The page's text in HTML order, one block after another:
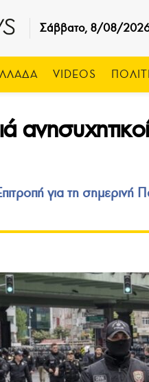
Σάββατο, 8/08/
VIDEOS
για τη